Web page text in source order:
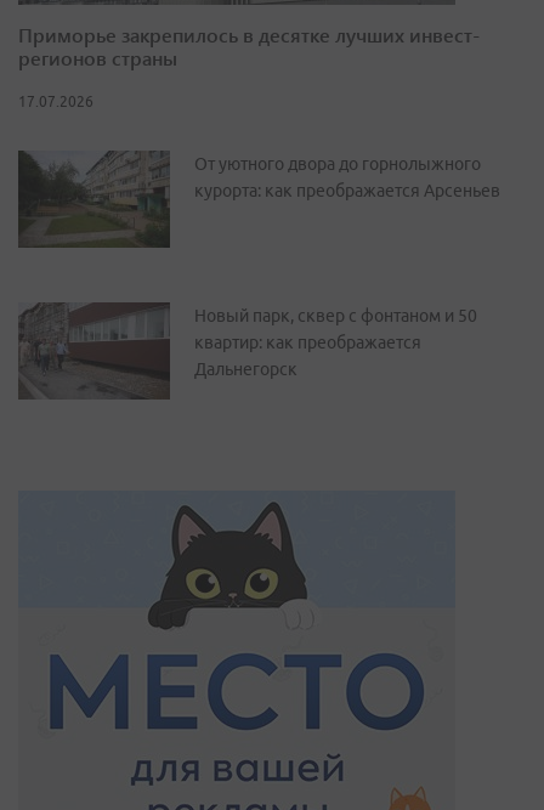
Приморье закрепилось в десятке лучших инвест-
регионов страны
17.07.2026
От уютного двора до горнолыжного
курорта: как преображается Арсеньев
Новый парк, сквер с фонтаном и 50
квартир: как преображается
Дальнегорск